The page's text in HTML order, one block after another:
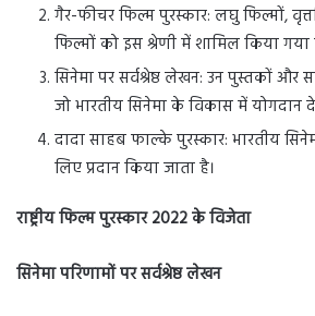
गैर-फीचर फिल्म पुरस्कार: लघु फिल्मों,
फिल्मों को इस श्रेणी में शामिल किया गया
सिनेमा पर सर्वश्रेष्ठ लेखन: उन पुस्तकों और
जो भारतीय सिनेमा के विकास में योगदान
दादा साहब फाल्के पुरस्कार: भारतीय
लिए प्रदान किया जाता है।
राष्ट्रीय फिल्म पुरस्कार 2022 के विजेता
सिनेमा परिणामों पर सर्वश्रेष्ठ लेखन